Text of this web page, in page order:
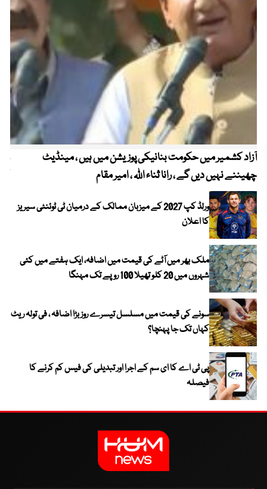
آزاد کشمیر میں حکومت بنانیکی پوزیشن میں ہیں ، مینڈیٹ
چھیننے نہیں دیں گے ، رانا ثناء اللہ ، امیر مقام
ورلڈ کپ 2027 کے میزبان ممالک کے درمیان ٹی ٹوئنٹی سیریز
کا اعلان
ملک بھر میں آٹے کی قیمت میں اضافہ، ایک ہفتے میں کئی
شہروں میں 20 کلو تھیلا 100 روپے تک مہنگا
سونے کی قیمت میں مسلسل تیسرے روز بڑا اضافہ ، فی تولہ ریٹ
کہاں تک جا پہنچا؟
پی ٹی اے کا ای سم کے اجرا اور تبدیلی کی فیس کم کرنے کا
فیصلہ